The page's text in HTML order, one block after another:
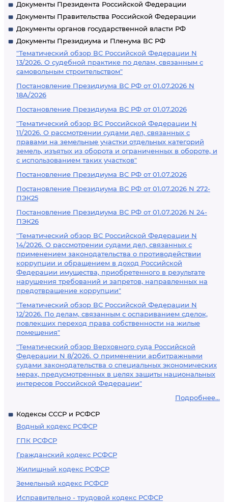
Документы Президента Российской Федерации
Документы Правительства Российской Федерации
Документы органов государственной власти РФ
Документы Президиума и Пленума ВС РФ
"Тематический обзор ВС Российской Федерации N
13/2026. О судебной практике по делам, связанным с
самовольным строительством"
Постановление Президиума ВС РФ от 01.07.2026 N
18А/2026
Постановление Президиума ВС РФ от 01.07.2026
"Тематический обзор ВС Российской Федерации N
11/2026. О рассмотрении судами дел, связанных с
правами на земельные участки отдельных категорий
земель, изъятых из оборота и ограниченных в обороте, и
с использованием таких участков"
Постановление Президиума ВС РФ от 01.07.2026
Постановление Президиума ВС РФ от 01.07.2026 N 272-
ПЭК25
Постановление Президиума ВС РФ от 01.07.2026 N 24-
ПЭК26
"Тематический обзор ВС Российской Федерации N
14/2026. О рассмотрении судами дел, связанных с
применением законодательства о противодействии
коррупции и обращением в доход Российской
Федерации имущества, приобретенного в результате
нарушения требований и запретов, направленных на
предотвращение коррупции"
"Тематический обзор ВС Российской Федерации N
12/2026. По делам, связанным с оспариванием сделок,
повлекших переход права собственности на жилые
помещения"
"Тематический обзор Верховного суда Российской
Федерации N 8/2026. О применении арбитражными
судами законодательства о специальных экономических
мерах, предусмотренных в целях защиты национальных
интересов Российской Федерации"
Подробнее...
Кодексы СССР и РСФСР
Водный кодекс РСФСР
ГПК РСФСР
Гражданский кодекс РСФСР
Жилищный кодекс РСФСР
Земельный кодекс РСФСР
Исправительно - трудовой кодекс РСФСР